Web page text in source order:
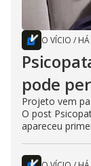
O VÍCIO /
pode
Projeto vem
O post
apareceu